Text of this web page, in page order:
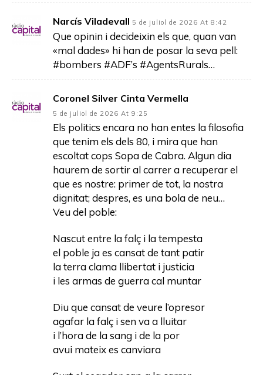
Narcís Viladevall 5 de juliol de 2026 At 8:42
Que opinin i decideixin els que, quan van
«mal dades» hi han de posar la seva pell:
#bombers #ADF’s #AgentsRurals…
Coronel Silver Cinta Vermella
5 de juliol de 2026 At 9:25
Els politics encara no han entes la filosofia
que tenim els dels 80, i mira que han
escoltat cops Sopa de Cabra. Algun dia
haurem de sortir al carrer a recuperar el
que es nostre: primer de tot, la nostra
dignitat; despres, es una bola de neu…
Veu del poble:
Nascut entre la falç i la tempesta
el poble ja es cansat de tant patir
la terra clama llibertat i justicia
i les armas de guerra cal muntar
Diu que cansat de veure l’opresor
agafar la falç i sen va a lluitar
i l’hora de la sang i de la por
avui mateix es canviara